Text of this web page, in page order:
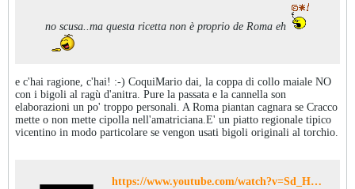
no scusa..ma questa ricetta non è proprio de Roma eh
e c'hai ragione, c'hai! :-) CoquiMario dai, la coppa di collo maiale NO
con i bigoli al ragù d'anitra. Pure la passata e la cannella son
elaborazioni un po' troppo personali. A Roma piantan cagnara se Cracco
mette o non mette cipolla nell'amatriciana.E' un piatto regionale tipico
vicentino in modo particolare se vengon usati bigoli originali al torchio.
https://www.youtube.com/watch?v=Sd_HXuPSjQI